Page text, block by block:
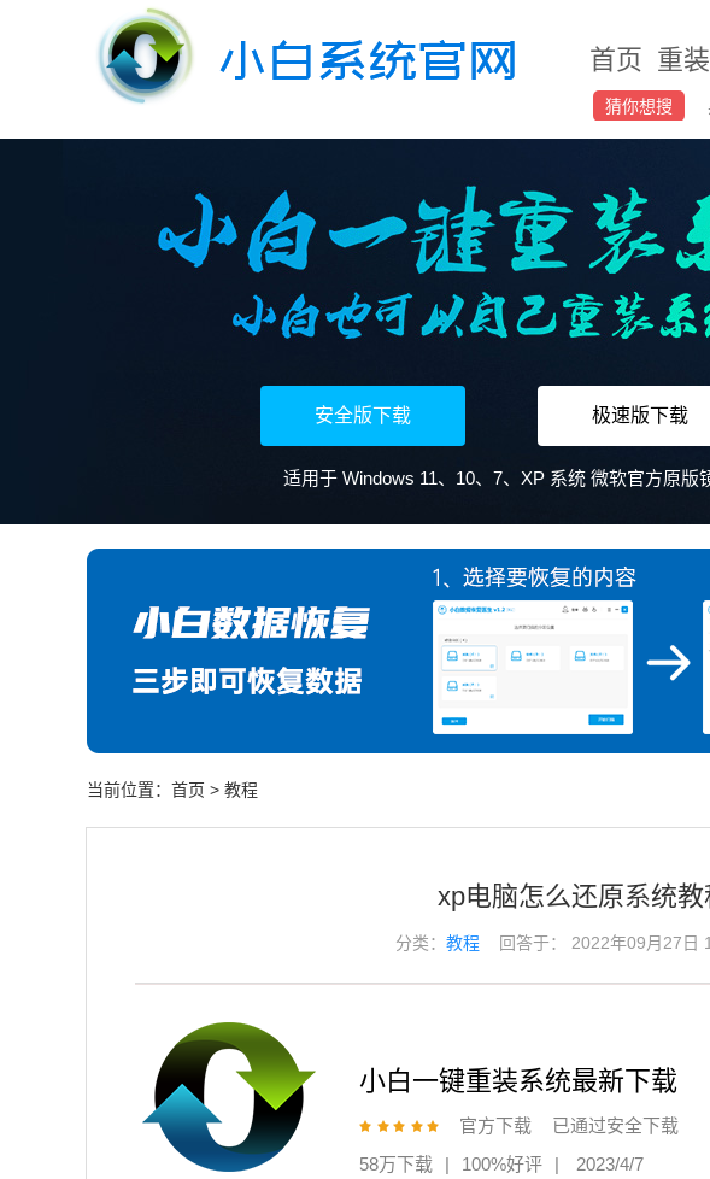
首页 重
猜你想搜
当前位置： 首页 > 教程
xp电脑怎么还原系统教
分类：教程 回答于： 2022年09月27日
小白一键重装系统最新下载
官方下载
已通过安全下载
58万下载
| 100%好评 | 2023/4/7